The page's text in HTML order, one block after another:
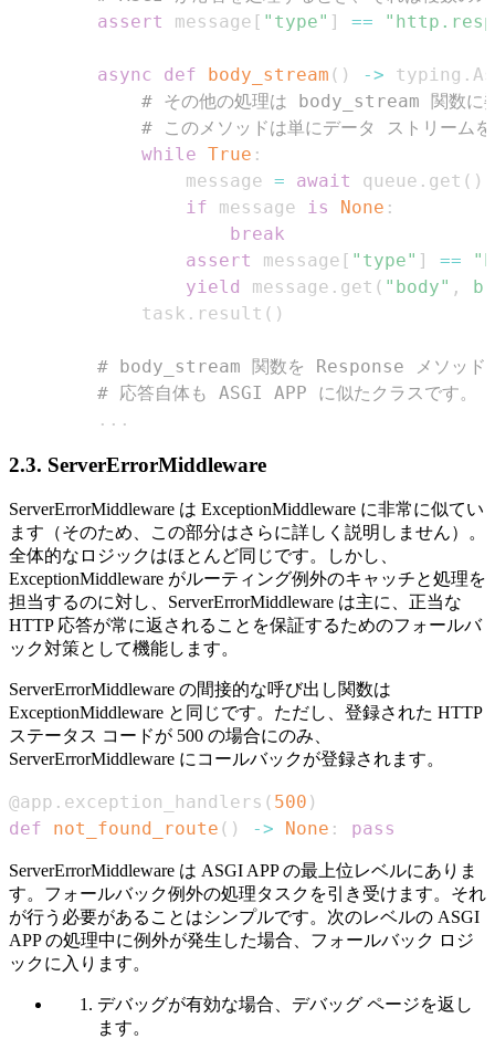
assert
message [ "type" ] ==
async def body_stream ( ) -> typing .
# その他の処理は body_stream 関数に
# このメソッドは単にデータ ストリーム
while True :
                message
= await queue . get ( )
if message is None :
break
assert
message [ "type" ] ==
yield
message . get ( "body" ,
            task
. result ( )
# body_stream 関数を Response メソッド
# 応答自体も ASGI APP に似たクラスです。
. . .
2.3. ServerErrorMiddleware
ServerErrorMiddleware は ExceptionMiddleware に非常に似てい
ます（そのため、この部分はさらに詳しく説明しません）。
全体的なロジックはほとんど同じです。しかし、
ExceptionMiddleware がルーティング例外のキャッチと処理を
担当するのに対し、ServerErrorMiddleware は主に、正当な
HTTP 応答が常に返されることを保証するためのフォールバ
ック対策として機能します。
ServerErrorMiddleware の間接的な呼び出し関数は
ExceptionMiddleware と同じです。ただし、登録された HTTP
ステータス コードが 500 の場合にのみ、
ServerErrorMiddleware にコールバックが登録されます。
@app . exception_handlers ( 500 )
def
not_found_route ( ) -> None : pass
ServerErrorMiddleware は ASGI APP の最上位レベルにありま
す。フォールバック例外の処理タスクを引き受けます。それ
が行う必要があることはシンプルです。次のレベルの ASGI
APP の処理中に例外が発生した場合、フォールバック ロジ
ックに入ります。
デバッグが有効な場合、デバッグ ページを返し
ます。